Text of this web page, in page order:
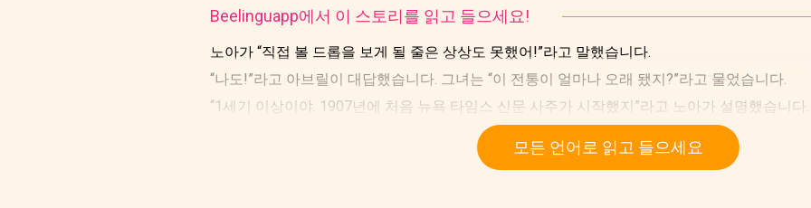
Beelinguapp에서 이 스토리를 읽고 들으세요!
노아가 “직접 볼 드롭을 보게 될 줄은 상상도 못했어!”라고 말했습니다.
“나도!”라고 아브릴이 대답했습니다. 그녀는 “이 전통이 얼마나 오래 됐지?”라고 물었습니다.
“1세기 이상이야. 1907년에 처음 뉴욕 타임스 신문 사주가 시작했지”라고 노아가 설명했습니다.
모든 언어로 읽고 들으세요